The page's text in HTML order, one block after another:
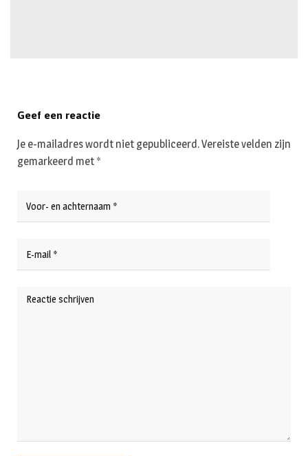
Geef een reactie
Je e-mailadres wordt niet gepubliceerd.Vereiste velden zijn
gemarkeerd met *